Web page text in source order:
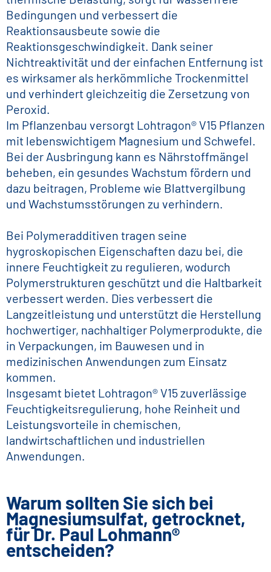
Bedingungen und verbessert die
Reaktionsausbeute sowie die
Reaktionsgeschwindigkeit. Dank seiner
Nichtreaktivität und der einfachen Entfernung ist
es wirksamer als herkömmliche Trockenmittel
und verhindert gleichzeitig die Zersetzung von
Peroxid.
Im Pflanzenbau versorgt Lohtragon® V15 Pflanzen
mit lebenswichtigem Magnesium und Schwefel.
Bei der Ausbringung kann es Nährstoffmängel
beheben, ein gesundes Wachstum fördern und
dazu beitragen, Probleme wie Blattvergilbung
und Wachstumsstörungen zu verhindern.
Bei Polymeradditiven tragen seine
hygroskopischen Eigenschaften dazu bei, die
innere Feuchtigkeit zu regulieren, wodurch
Polymerstrukturen geschützt und die Haltbarkeit
verbessert werden. Dies verbessert die
Langzeitleistung und unterstützt die Herstellung
hochwertiger, nachhaltiger Polymerprodukte, die
in Verpackungen, im Bauwesen und in
medizinischen Anwendungen zum Einsatz
kommen.
Insgesamt bietet Lohtragon® V15 zuverlässige
Feuchtigkeitsregulierung, hohe Reinheit und
Leistungsvorteile in chemischen,
landwirtschaftlichen und industriellen
Anwendungen.
Warum sollten Sie sich bei
Magnesiumsulfat, getrocknet,
für Dr. Paul Lohmann®
entscheiden?